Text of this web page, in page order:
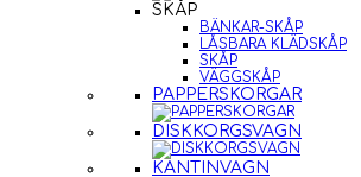
SKÅP
BÄNKAR-SKÅP
LÅSBARA KLÄDSKÅP
SKÅP
VÄGGSKÅP
PAPPERSKORGAR
DISKKORGSVAGN
KANTINVAGN